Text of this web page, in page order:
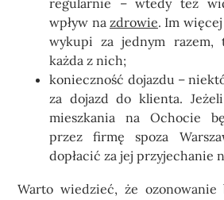
regularnie – wtedy też
wpływ na zdrowie. Im
wykupi za jednym razem,
każda z nich;
konieczność dojazdu –
za dojazd do klienta.
mieszkania na Ochocie
przez firmę spoza
dopłacić za jej przyjechanie
Warto wiedzieć, że